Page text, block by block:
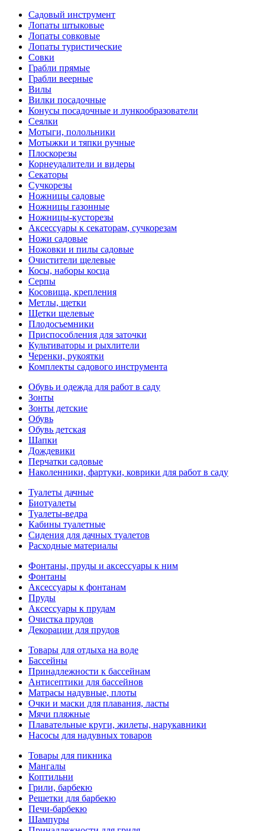
Садовый инструмент
Лопаты штыковые
Лопаты совковые
Лопаты туристические
Совки
Грабли прямые
Грабли веерные
Вилы
Вилки посадочные
Конусы посадочные и лункообразователи
Сеялки
Мотыги, полольники
Мотыжки и тяпки ручные
Плоскорезы
Корнеудалители и видеры
Секаторы
Сучкорезы
Ножницы садовые
Ножницы газонные
Ножницы-кусторезы
Аксессуары к секаторам, сучкорезам
Ножи садовые
Ножовки и пилы садовые
Очистители щелевые
Косы, наборы косца
Серпы
Косовища, крепления
Метлы, щетки
Щетки щелевые
Плодосъемники
Приспособления для заточки
Культиваторы и рыхлители
Черенки, рукоятки
Комплекты садового инструмента
Обувь и одежда для работ в саду
Зонты
Зонты детские
Обувь
Обувь детская
Шапки
Дождевики
Перчатки садовые
Наколенники, фартуки, коврики для работ в саду
Туалеты дачные
Биотуалеты
Туалеты-ведра
Кабины туалетные
Сидения для дачных туалетов
Расходные материалы
Фонтаны, пруды и аксессуары к ним
Фонтаны
Аксессуары к фонтанам
Пруды
Аксессуары к прудам
Очистка прудов
Декорации для прудов
Товары для отдыха на воде
Бассейны
Принадлежности к бассейнам
Антисептики для бассейнов
Матраcы надувные, плоты
Очки и маски для плавания, ласты
Мячи пляжные
Плавательные круги, жилеты, нарукавники
Насосы для надувных товаров
Товары для пикника
Мангалы
Коптильни
Грили, барбекю
Решетки для барбекю
Печи-барбекю
Шампуры